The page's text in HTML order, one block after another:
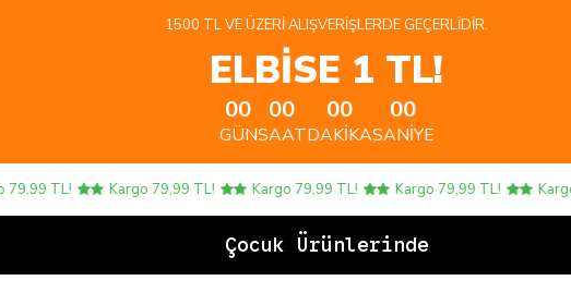
1500 TL VE ÜZERI ALIŞVERIŞLERDE GEÇERLIDIR.
ELBİSE 1 TL!
00
GÜN
00
SAAT
00
DAKIKA
00
SANIYE
TL! Kargo 79,99 TL! Kargo 79,99 TL! Kargo 79,99 TL! Kargo
Çocuk Ürünlerinde 4 AL